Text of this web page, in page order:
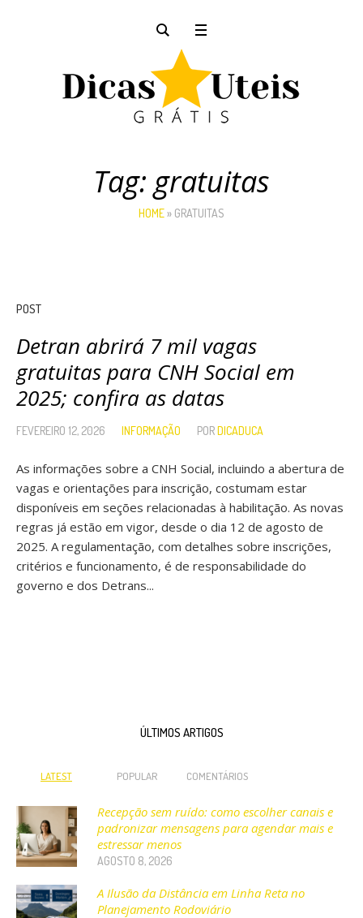
Tag:gratuitas
HOME» GRATUITAS
POST
Detran abrirá 7 mil vagas
gratuitas para CNH Social em
2025; confira as datas
FEVEREIRO 12, 2026 INFORMAÇÃO PORDICADUCA
As informações sobre a CNH Social, incluindo a abertura de
vagas e orientações para inscrição, costumam estar
disponíveis em seções relacionadas à habilitação. As novas
regras já estão em vigor, desde o dia 12 de agosto de
2025. A regulamentação, com detalhes sobre inscrições,
critérios e funcionamento, é de responsabilidade do
governo e dos Detrans...
ÚLTIMOS ARTIGOS
LATEST POPULAR COMENTÁRIOS
Recepção sem ruído: como escolher canais e
padronizar mensagens para agendar mais e
estressar menos
AGOSTO 8, 2026
A Ilusão da Distância em Linha Reta no
Planejamento Rodoviário